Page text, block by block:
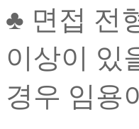
♣ 면접 전
이상이 있
경우 임용